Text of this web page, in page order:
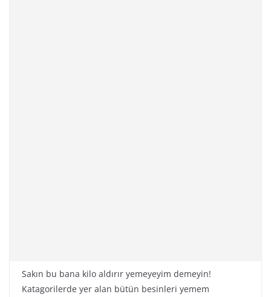
Sakın bu bana kilo aldırır yemeyeyim demeyin!
Katagorilerde yer alan bütün besinleri yemem